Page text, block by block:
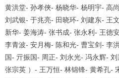
黄洪堂- 孙孝俠- 杨晓华- 杨明宇- 高
刘武银- 于兆亮- 田晓环- 刘建东- 王
新华- 姜海涛- 张书成- 张永利 - 王德
李青波- 安月梅- 陈和光- 曹宝剑- 李
国- 亓振国- 周正- 刘永光- 冯永辉- 刘
张宗英 ） - 王万恒- 林锦锋- 黄希孔-